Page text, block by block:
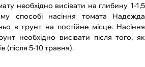
необхідно висівати на глибину 1-1,5
способі насіння томата Надєжда
в грунт на постійне місце. Насіння
необхідно висівати після того, як
(після 5-10 травня).